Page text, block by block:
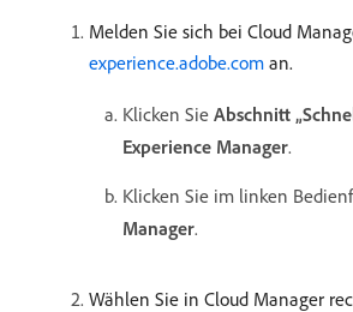
Melden Sie sich bei Cloud
experience.adobe.com an.
Klicken Sie Abschnitt
Experience Manager.
Klicken Sie im linken
Manager.
Wählen Sie in Cloud Manager